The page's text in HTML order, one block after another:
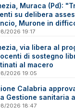
Muraca (Pd):
su delibera
Murone in
2026 19:17
via libera al
di sostegno
al macero
2026 19:05
Calabria
Gestione sanitaria
2026 18:47